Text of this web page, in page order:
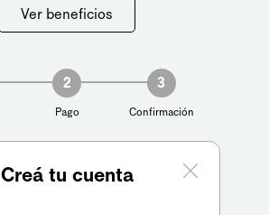
Ver beneficios
2
Pago
3
Confirmación
Creá tu cuenta